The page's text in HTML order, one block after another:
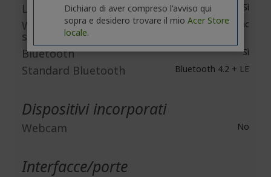
LAN wireless Sì
Wireless LAN
standard
IEEE 802.11ac
Bluetooth Sì
Standard Bluetooth Bluetooth 4.2 + LE
Dispositivi incorporati
Webcam No
Interfacce/porte
Dichiaro di aver compreso l'avviso qui
sopra e desidero trovare il mio Acer Store
locale.